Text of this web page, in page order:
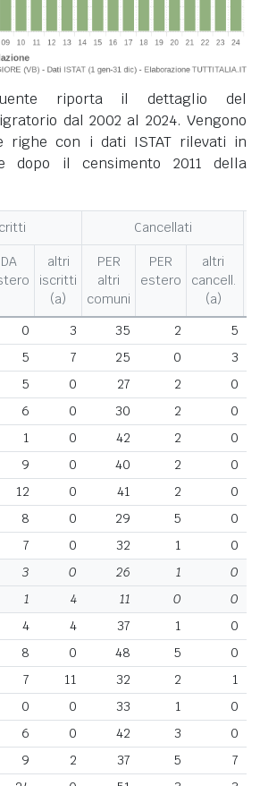
riporta il dettaglio del
dal 2002 al 2024. Vengono
righe con i dati ISTAT rilevati in
dopo il censimento 2011 della
Cancellati
DA
altri
iscritti
(a)
PER
altri
comuni
PER
estero
altri
cancell.
(a)
0 3 35 2
5
5 7 25 0
3
5 0 27 2
0
6 0 30 2
0
1 0 42 2
0
9 0 40 2
0
12 0 41 2
0
8 0 29 5
0
7 0 32 1
0
3 0 26 1
0
1 4 11 0
0
4 4 37 1
0
8 0 48 5
0
7 11 32 2
1
0 0 33 1
0
6 0 42 3
0
9 2 37 5
7